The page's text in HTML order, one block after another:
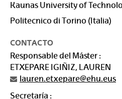
Kaunas University of
Politecnico di Torino (Italia)
CONTACTO
Responsable del Máster :
ETXEPARE IGIÑIZ, LAUREN
lauren.etxepare@ehu.eus
Secretaría :